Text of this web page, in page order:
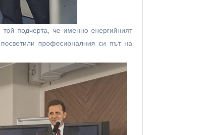
той подчерта, че именно енергийният
посветили професионалния си път на